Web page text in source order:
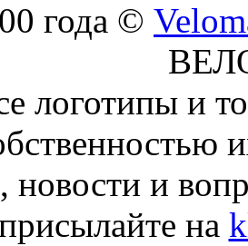
года ©
логотипы и
новости и
на